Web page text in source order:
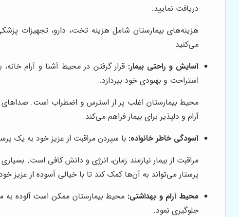
دریافت نمایید.
هزینه‌های بیمارستان شامل هزینه تخت، دارو، تجهیزات
می‌کنید.
آسایش و راحتی بیمار: قرار گرفتن در محیط آشنا و آرام
استراحت و بهبودی خود بپردازد.
محیط بیمارستان اغلب پر از استرس و اضطراب است. صداهای
آرام و دلپذیر برای بیمار فراهم می‌کند.
آسودگی خاطر خانواده: با سپردن مراقبت از عزیز خود به یک
مراقبت از بیمار نیازمند زمان، انرژی و دانش کافی است.
پرستار می‌تواند به آن‌ها کمک کند تا با خیالی آسوده از عزیز
محیط آرام و بهداشتی: محیط بیمارستان ممکن است آلوده به
جلوگیری نمود.